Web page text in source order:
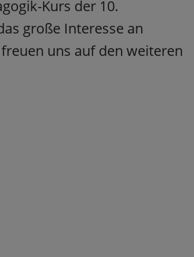
Kurs der 10.
große Interesse an
uns auf den weiteren